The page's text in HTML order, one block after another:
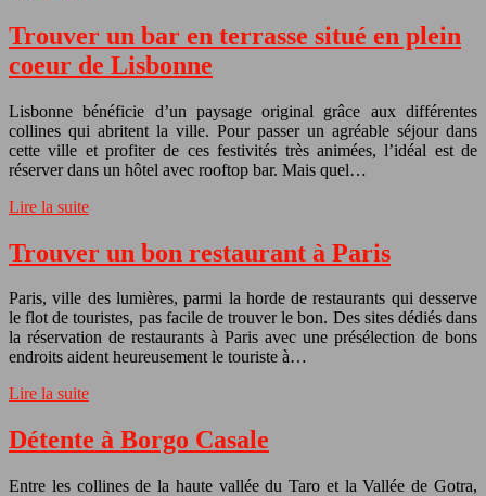
Trouver un bar en terrasse situé en plein
coeur de Lisbonne
Lisbonne bénéficie d’un paysage original grâce aux différentes
collines qui abritent la ville. Pour passer un agréable séjour dans
cette ville et profiter de ces festivités très animées, l’idéal est de
réserver dans un hôtel avec rooftop bar. Mais quel…
Lire la suite
Trouver un bon restaurant à Paris
Paris, ville des lumières, parmi la horde de restaurants qui desserve
le flot de touristes, pas facile de trouver le bon. Des sites dédiés dans
la réservation de restaurants à Paris avec une présélection de bons
endroits aident heureusement le touriste à…
Lire la suite
Détente à Borgo Casale
Entre les collines de la haute vallée du Taro et la Vallée de Gotra,